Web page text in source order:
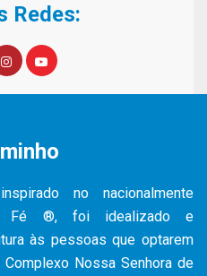
Redes:
no nacionalmente
Fé ®, foi idealizado e
às pessoas que optarem
Nossa Senhora de